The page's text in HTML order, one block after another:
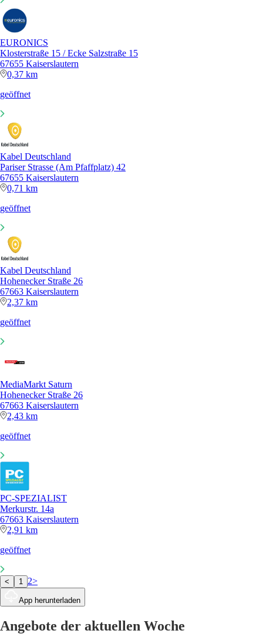
EURONICS
Klosterstraße 15 / Ecke Salzstraße 15
67655 Kaiserslautern
0,37 km
geöffnet
Kabel Deutschland
Pariser Strasse (Am Pfaffplatz) 42
67655 Kaiserslautern
0,71 km
geöffnet
Kabel Deutschland
Hohenecker Straße 26
67663 Kaiserslautern
2,37 km
geöffnet
MediaMarkt Saturn
Hohenecker Straße 26
67663 Kaiserslautern
2,43 km
geöffnet
PC-SPEZIALIST
Merkurstr. 14a
67663 Kaiserslautern
2,91 km
geöffnet
< 1 2>
App herunterladen
Angebote der aktuellen Woche